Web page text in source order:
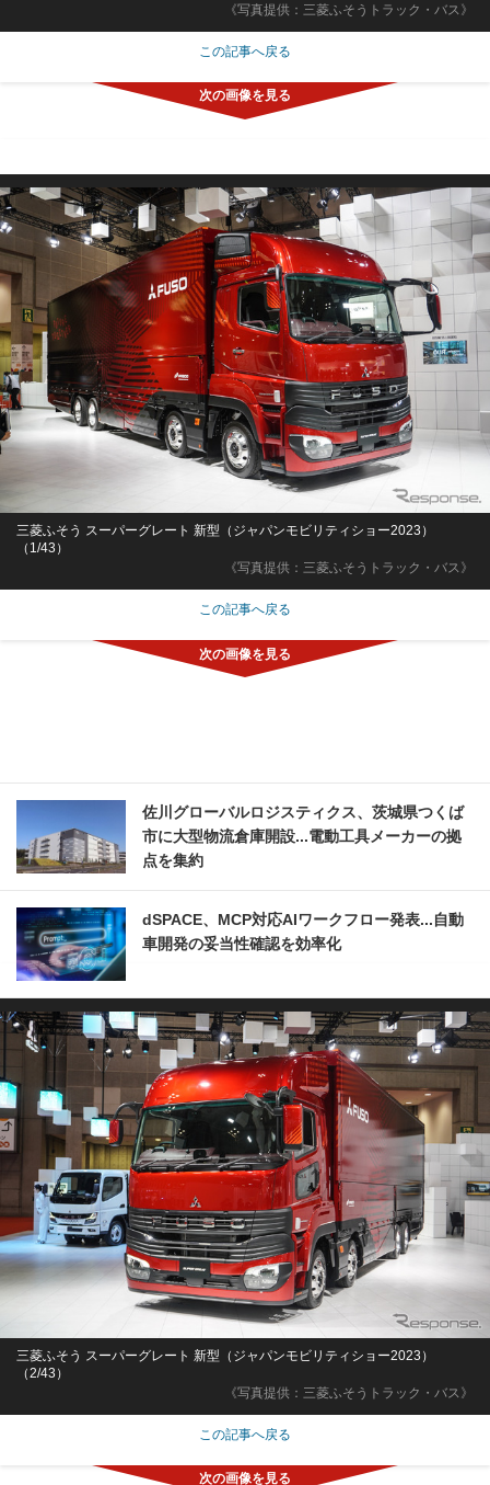
《写真提供：三菱ふそうトラック・バス》
この記事へ戻る
《写真提供：三菱ふそうトラック・バス》
三菱ふそう スーパーグレート 新型（ジャパンモビリティショー2023）
（1/43）
この記事へ戻る
佐川グローバルロジスティクス、茨城県つくば
市に大型物流倉庫開設...電動工具メーカーの拠
点を集約
dSPACE、MCP対応AIワークフロー発表...自動
車開発の妥当性確認を効率化
《写真提供：三菱ふそうトラック・バス》
三菱ふそう スーパーグレート 新型（ジャパンモビリティショー2023）
（2/43）
この記事へ戻る